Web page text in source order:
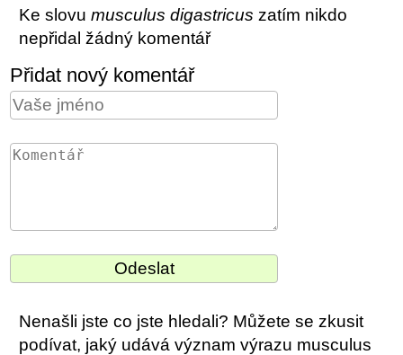
Ke slovumusculus digastricus zatím nikdo
nepřidal žádný komentář
Přidat nový komentář
Nenašli jste co jste hledali? Můžete se zkusit
podívat, jaký udává význam výrazu musculus